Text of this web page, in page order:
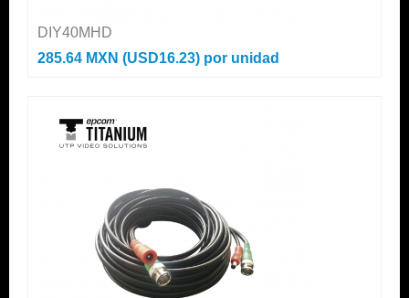
DIY40MHD
285.64 MXN (USD16.23) por unidad